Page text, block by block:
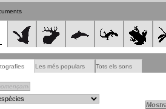
Les més populars Tots els sons